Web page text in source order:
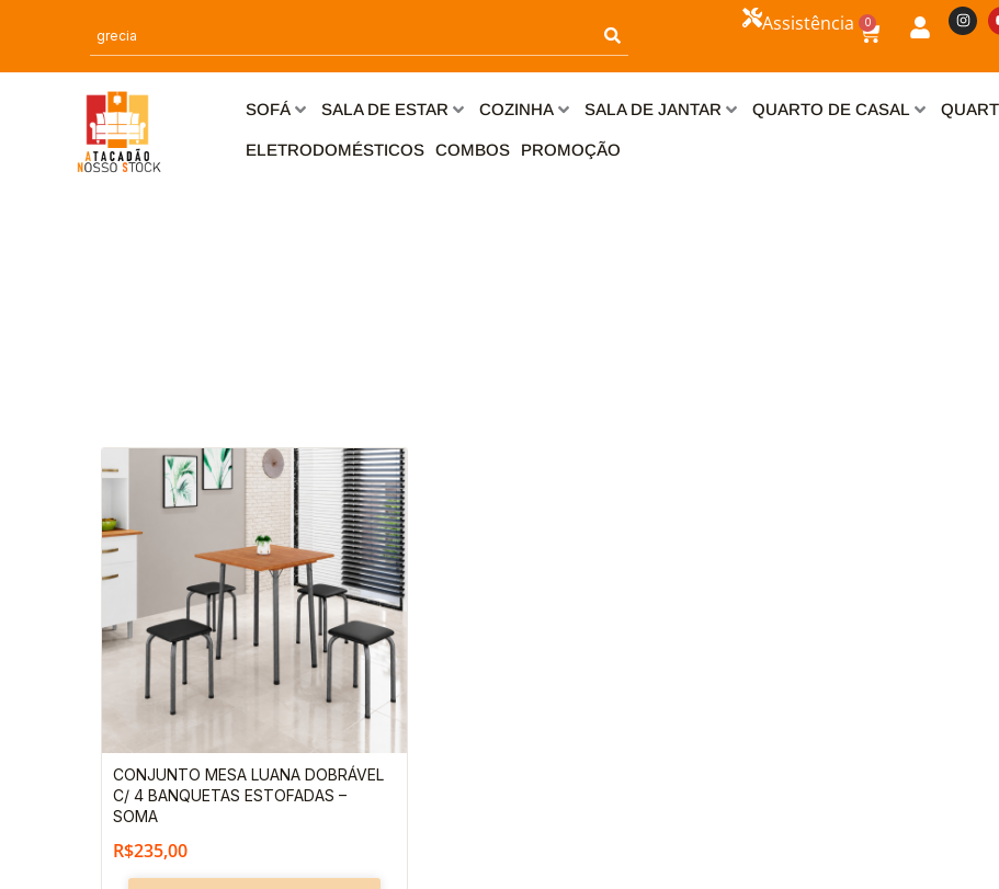
o
Assistência 0
Carrinho
I
n
s
a
SOFÁ SALA DE ESTAR COZINHA SALA DE JANTAR QUARTO DE CASAL
ELETRODOMÉSTICOS COMBOS PROMOÇÃO
CONJUNTO MESA LUANA DOBRÁVEL
C/ 4 BANQUETAS ESTOFADAS –
SOMA
R$235,00
Este
produto
tem
várias
variantes.
As
opções
podem
escolhidas
na
produto